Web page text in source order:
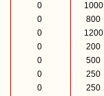
0 1000
0 800
0 1200
0 200
0 500
0 250
0 250